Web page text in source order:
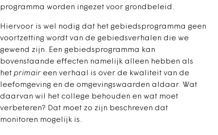
programma worden ingezet voor grondbeleid.
Hiervoor is wel nodig dat het gebiedsprogramma geen
voortzetting wordt van de gebiedsverhalen die we
gewend zijn. Een gebiedsprogramma kan
bovenstaande effecten namelijk alleen hebben als
het primair een verhaal is over de kwaliteit van de
leefomgeving en de omgevingswaarden aldaar. Wat
daarvan wil het college behouden en wat moet
verbeteren? Dat moet zo zijn beschreven dat
monitoren mogelijk is.